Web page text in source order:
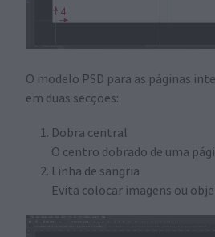
O modelo PSD para as páginas
em duas secções:
Dobra central
O centro dobrado de uma
Linha de sangria
Evita colocar imagens ou